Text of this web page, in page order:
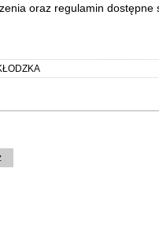
oraz regulamin